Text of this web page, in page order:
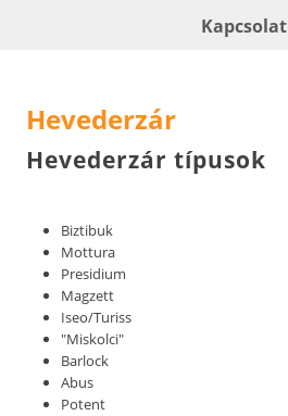
Kapcsolat
Hevederzár
Hevederzár típusok
Biztibuk
Mottura
Presidium
Magzett
Iseo/Turiss
"Miskolci"
Barlock
Abus
Potent